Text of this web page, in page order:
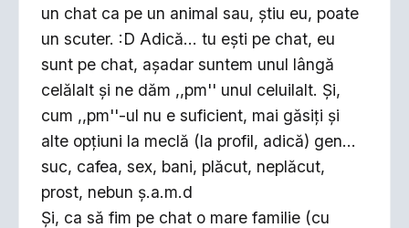
un chat ca pe un animal sau, ştiu eu, poate
un scuter. :D Adică... tu eşti pe chat, eu
sunt pe chat, aşadar suntem unul lângă
celălalt şi ne dăm ,,pm'' unul celuilalt. Şi,
cum ,,pm''-ul nu e suficient, mai găsiţi şi
alte opţiuni la meclă (la profil, adică) gen...
suc, cafea, sex, bani, plăcut, neplăcut,
prost, nebun ş.a.m.d
Şi, ca să fim pe chat o mare familie (cu